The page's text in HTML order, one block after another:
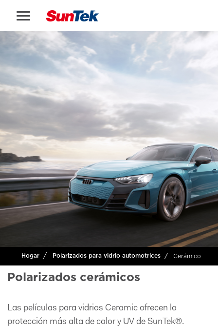
Hogar Polarizados para vidrio automotrices Cerámico
Polarizados cerámicos
Las películas para vidrios Ceramic ofrecen la
protección más alta de calor y UV de SunTek®.